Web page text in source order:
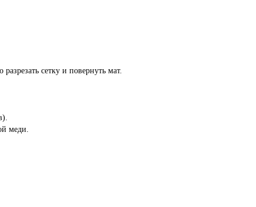
сетку и повернуть мат.
меди.